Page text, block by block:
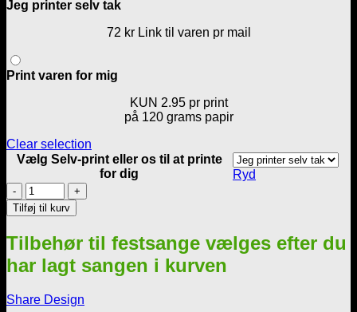
Jeg printer selv tak
72 kr Link til varen pr mail
Print varen for mig
KUN 2.95 pr print
på 120 grams papir
Clear selection
Vælg Selv-print eller os til at printe
for dig
Ryd
Tipskupon
til
eller
konfirmanden
-
Blå
antal
Tilføj til kurv
Tilbehør til festsange vælges efter du
har lagt sangen i kurven
Share Design